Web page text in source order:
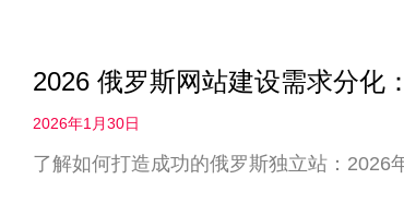
2026 俄罗斯网站建设需求分化
2026年1月30日
了解如何打造成功的俄罗斯独立站：2026